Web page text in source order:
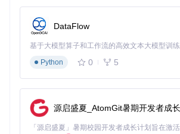
head
<
</head>
<div "music-container"
"https://
<script>
</ script>
</body
</ html>
DataFlow
基于大模型算子和工作流的高效文本大模型训
Python
0 5
源启盛夏_AtomGit暑期开发者成